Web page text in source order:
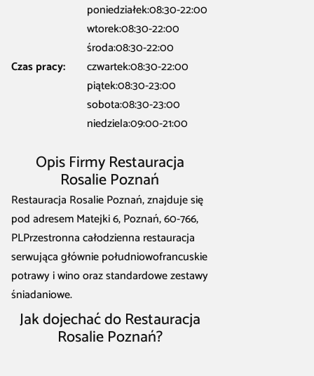
Czas pracy:
poniedziałek:08:30-22:00
wtorek:08:30-22:00
środa:08:30-22:00
czwartek:08:30-22:00
piątek:08:30-23:00
sobota:08:30-23:00
niedziela:09:00-21:00
Opis Firmy Restauracja
Rosalie Poznań
Restauracja Rosalie Poznań, znajduje się
pod adresem Matejki 6, Poznań, 60-766,
PLPrzestronna całodzienna restauracja
serwująca głównie południowofrancuskie
potrawy i wino oraz standardowe zestawy
śniadaniowe.
Jak dojechać do Restauracja
Rosalie Poznań?